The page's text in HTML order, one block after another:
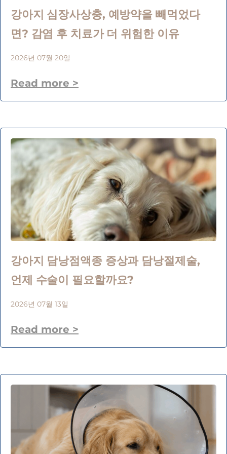
강아지 심장사상충, 예방약을 빼먹었다
면? 감염 후 치료가 더 위험한 이유
2026년 07월 20일
Read more >
강아지 담낭점액종 증상과 담낭절제술,
언제 수술이 필요할까요?
2026년 07월 13일
Read more >